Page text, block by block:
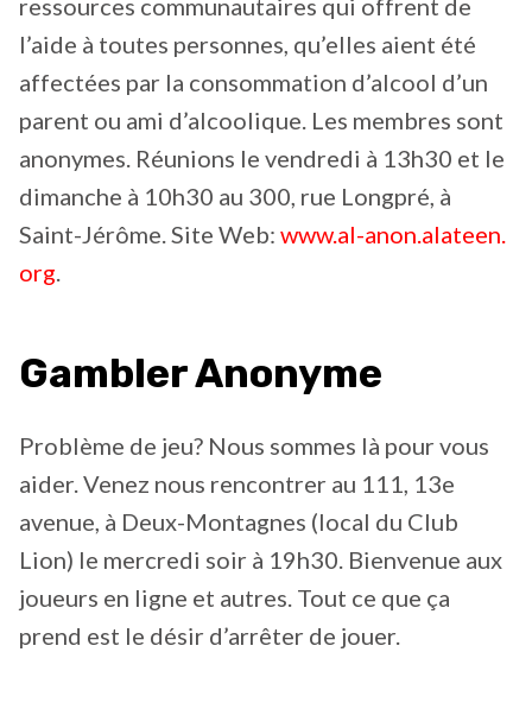
ressources communautaires qui offrent de
l’aide à toutes personnes, qu’elles aient été
affectées par la consommation d’alcool d’un
parent ou ami d’alcoolique. Les membres sont
anonymes. Réunions le vendredi à 13h30 et le
dimanche à 10h30 au 300, rue Longpré, à
Saint-Jérôme. Site Web: www.al-anon.alateen.
org.
Gambler Anonyme
Problème de jeu? Nous sommes là pour vous
aider. Venez nous rencontrer au 111, 13e
avenue, à Deux-Montagnes (local du Club
Lion) le mercredi soir à 19h30. Bienvenue aux
joueurs en ligne et autres. Tout ce que ça
prend est le désir d’arrêter de jouer.